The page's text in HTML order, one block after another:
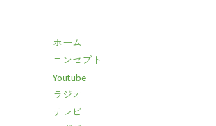
ホーム
コンセプト
Youtube
ラジオ
テレビ